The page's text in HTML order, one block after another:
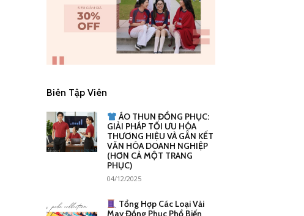
Biên Tập Viên
ÁO THUN ĐỒNG PHỤC:
GIẢI PHÁP TỐI ƯU HÓA
THƯƠNG HIỆU VÀ GẮN KẾT
VĂN HÓA DOANH NGHIỆP
(HƠN CẢ MỘT TRANG
PHỤC)
04/12/2025
Tổng Hợp Các Loại Vải
May Đồng Phục Phổ Biến